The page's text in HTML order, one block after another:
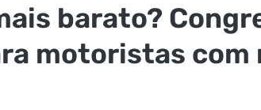
barato?
motoristas com